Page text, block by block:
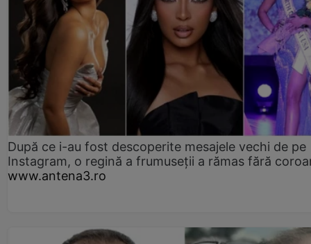
După ce i-au fost descoperite mesajele vechi de pe
Instagram, o regină a frumuseții a rămas fără
www.antena3.ro